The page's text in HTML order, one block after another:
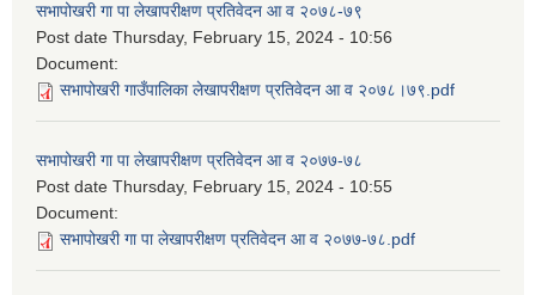
सभापोखरी गा पा लेखापरीक्षण प्रतिवेदन आ व २०७८-७९
Post date Thursday, February 15, 2024 - 10:56
Document:
सभापोखरी गाउँपालिका लेखापरीक्षण प्रतिवेदन आ व २०७८।७९.pdf
सभापोखरी गा पा लेखापरीक्षण प्रतिवेदन आ व २०७७-७८
Post date Thursday, February 15, 2024 - 10:55
Document:
सभापोखरी गा पा लेखापरीक्षण प्रतिवेदन आ व २०७७-७८.pdf